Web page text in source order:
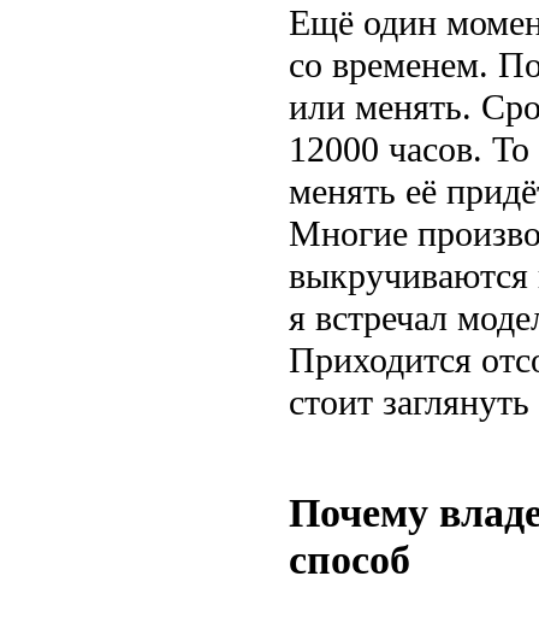
Ещё один
со временем.
или менять.
12000 часов. То
менять её
Многие
выкручиваются
я встречал
Приходится
стоит
Почему
способ